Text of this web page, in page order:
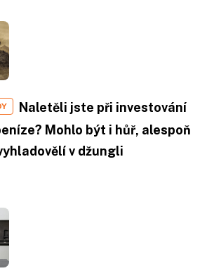
Naletěli jste při investování
Mohlo být i hůř, alespoň
v džungli